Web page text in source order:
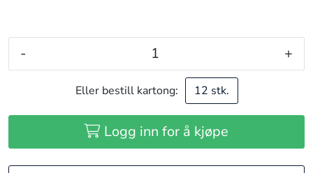
- +
Eller bestill kartong: 12 stk.
Logg inn for å kjøpe